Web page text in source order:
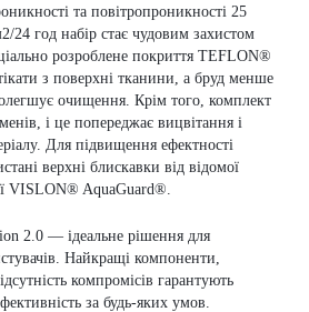
та повітропроникності 25
год набір стає чудовим захистом
розроблене покриття TEFLON®
з поверхні тканини, а бруд менше
очищення. Крім того, комплект
і це попереджає вицвітання і
Для підвищення ефектності
верхні блискавки від відомої
VISLON® AquaGuard®.
2.0 — ідеальне рішення для
Найкращі компоненти,
компромісів гарантують
за будь-яких умов.